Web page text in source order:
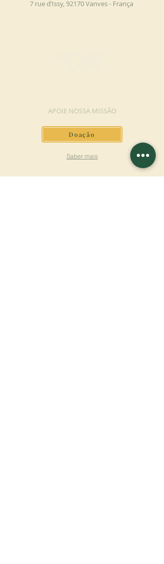
7 rue d’Issy, 92170 Vanves - França
APOIE NOSSA MISSÃO
Doação
Saber mais